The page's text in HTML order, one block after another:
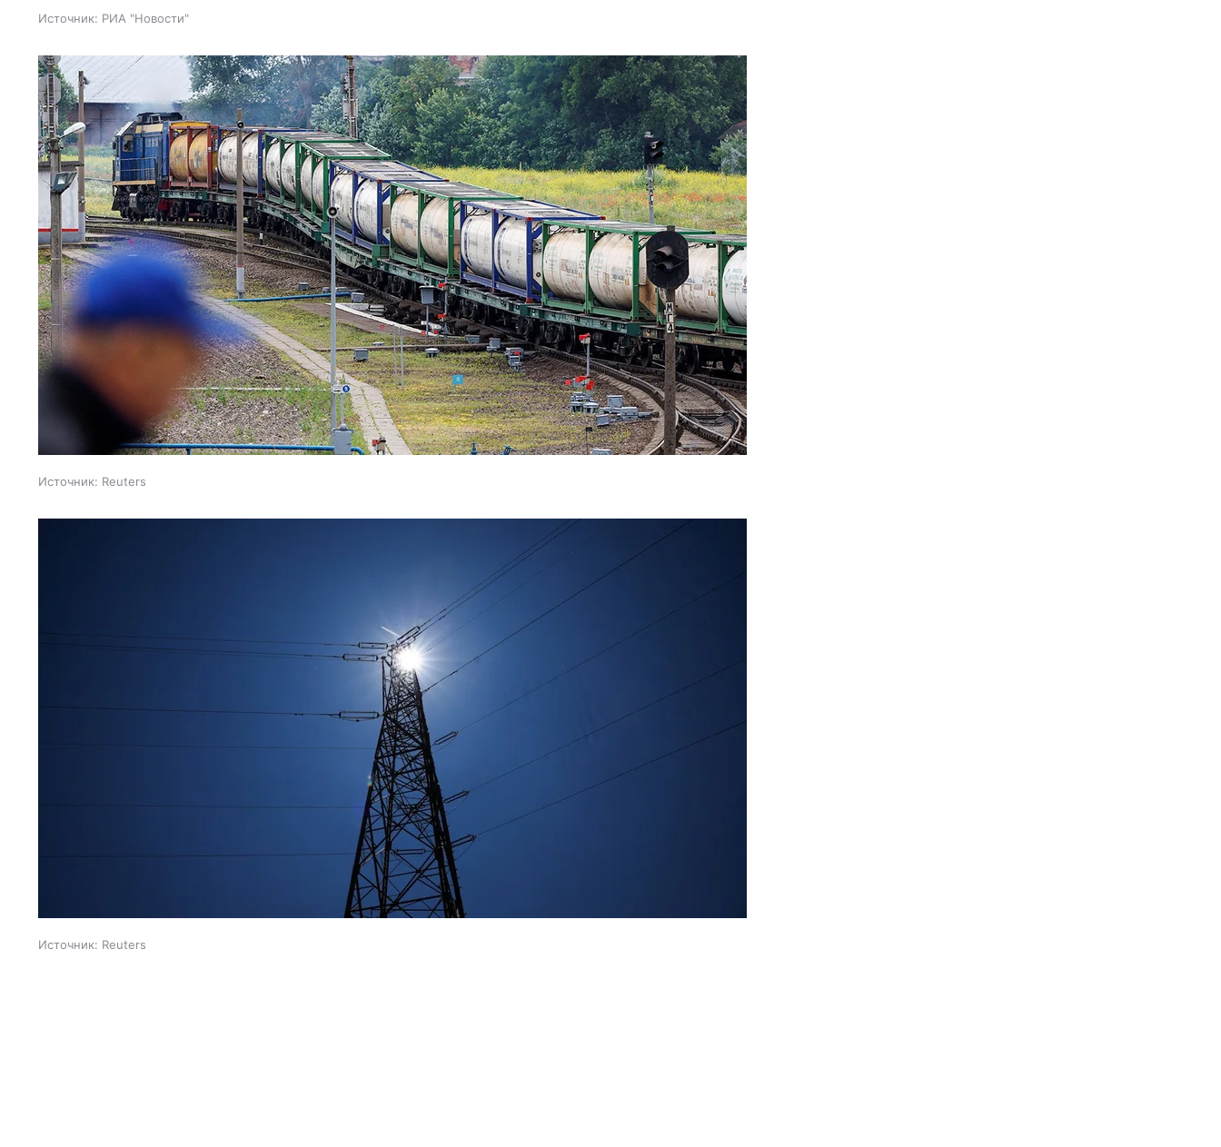
Источник: РИА "Новости"
Источник: Reuters
Источник: Reuters